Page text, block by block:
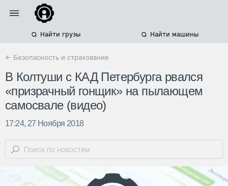
Найти грузы Найти машины
← Безопасность и страхование
В Колтуши с КАД Петербурга рвался
«призрачный гонщик» на пылающем
самосвале (видео)
17:24, 27 Ноября 2018